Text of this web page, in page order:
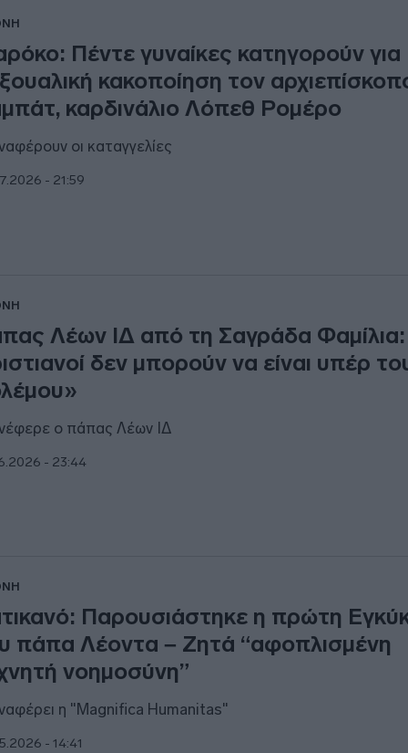
Πέντε γυναίκες κατηγορούν για
κακοποίηση τον
καρδινάλιο Λόπεθ Ρομέρο
οι καταγγελίες
- 21:59
Λέων ΙΔ από τη Σαγράδα Φαμίλια:
δεν μπορούν να είναι υπέρ
ο πάπας Λέων ΙΔ
- 23:44
Παρουσιάστηκε η πρώτη
πάπα Λέοντα – Ζητά “αφοπλισμένη
νοημοσύνη”
η "Μagnifica Humanitas"
- 14:41